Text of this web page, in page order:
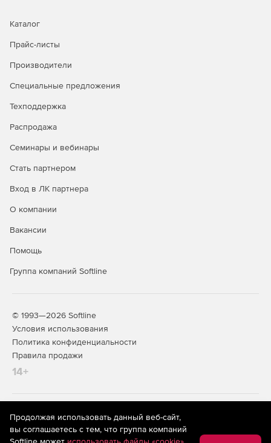
Каталог
Прайс-листы
Производители
Специальные предложения
Техподдержка
Распродажа
Семинары и вебинары
Стать партнером
Вход в ЛК партнера
О компании
Вакансии
Помощь
Группа компаний Softline
© 1993—2026 Softline
Условия использования
Политика конфиденциальности
Правила продажи
14+
На информационном ресурсе store.softline.ru применяются
рекомендательные технологии
(информационные технологии
предоставления информации на основе сбора,
Продолжая использовать данный веб-сайт,
вы соглашаетесь с тем, что группа компаний